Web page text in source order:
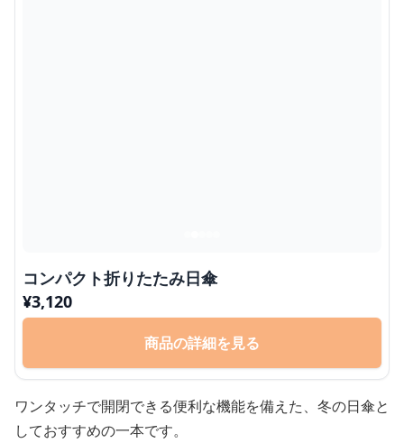
コンパクト折りたたみ日傘
¥3,120
商品の詳細を見る
ワンタッチで開閉できる便利な機能を備えた、冬の日傘と
しておすすめの一本です。